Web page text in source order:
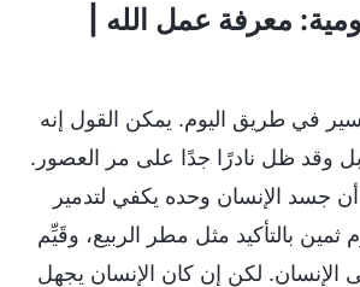
معرفة عمل الله |
في طريق اليوم. يمكن القول إنه
وقد ظل نادرًا جدًا على مر العصور.
جسد الإنسان وحده يكفي لتدمير
ثمين بالتأكيد مثل مطر الربيع، وقَيِّم
الإنسان. لكن إن كان الإنسان يجهل